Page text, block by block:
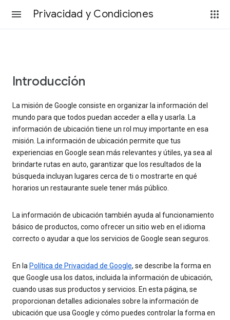
Privacidad y Condiciones
Introducción
La misión de Google consiste en organizar la información del
mundo para que todos puedan acceder a ella y usarla. La
información de ubicación tiene un rol muy importante en esa
misión. La información de ubicación permite que tus
experiencias en Google sean más relevantes y útiles, ya sea al
brindarte rutas en auto, garantizar que los resultados de la
búsqueda incluyan lugares cerca de ti o mostrarte en qué
horarios un restaurante suele tener más público.
La información de ubicación también ayuda al funcionamiento
básico de productos, como ofrecer un sitio web en el idioma
correcto o ayudar a que los servicios de Google sean seguros.
En la Política de Privacidad de Google, se describe la forma en
que Google usa los datos, incluida la información de ubicación,
cuando usas sus productos y servicios. En esta página, se
proporcionan detalles adicionales sobre la información de
ubicación que usa Google y cómo puedes controlar la forma en